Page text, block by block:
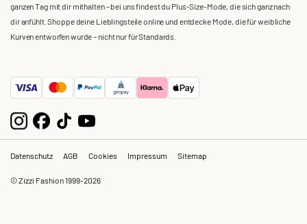
ganzen Tag mit dir mithalten – bei uns findest du Plus-Size-Mode, die sich ganz nach
dir anfühlt. Shoppe deine Lieblingsteile online und entdecke Mode, die für weibliche
Kurven entworfen wurde – nicht nur für Standards.
Datenschutz AGB Cookies Impressum Sitemap
© Zizzi Fashion 1999-2026